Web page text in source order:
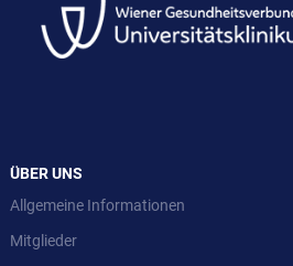
ÜBER UNS
Allgemeine Informationen
Mitglieder